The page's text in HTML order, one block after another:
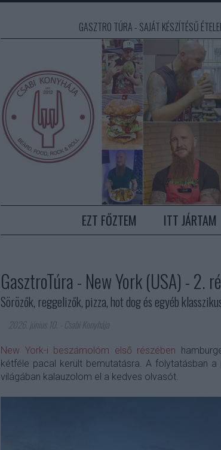
GASZTRO TÚRA - SAJÁT KÉSZÍTÉSŰ
EZT FŐZTEM ITT JÁRTAM
GasztroTúra - New York (USA) - 2.
Sörözők, reggelizők, pizza, hot dog és egyéb
2026. június 10. Csabi Konyhája
New York-i beszámolóm első részében
kétféle pacal került bemutatásra. A folytatásban
világában kalauzolom el a kedves olvasót.